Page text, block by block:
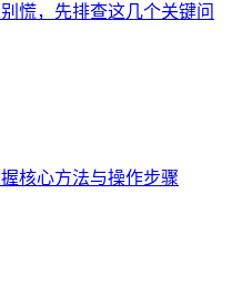
慌，先排查这几个关键问
核心方法与操作步骤